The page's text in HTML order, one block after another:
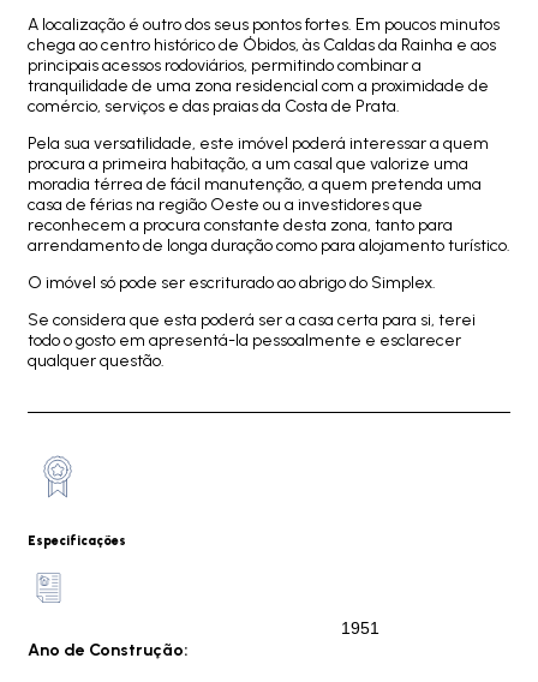
A localização é outro dos seus pontos fortes. Em poucos minutos
chega ao centro histórico de Óbidos, às Caldas da Rainha e aos
principais acessos rodoviários, permitindo combinar a
tranquilidade de uma zona residencial com a proximidade de
comércio, serviços e das praias da Costa de Prata.
Pela sua versatilidade, este imóvel poderá interessar a quem
procura a primeira habitação, a um casal que valorize uma
moradia térrea de fácil manutenção, a quem pretenda uma
casa de férias na região Oeste ou a investidores que
reconhecem a procura constante desta zona, tanto para
arrendamento de longa duração como para alojamento turístico.
O imóvel só pode ser escriturado ao abrigo do Simplex.
Se considera que esta poderá ser a casa certa para si, terei
todo o gosto em apresentá-la pessoalmente e esclarecer
qualquer questão.
Especificações
Ano de Construção:
1951